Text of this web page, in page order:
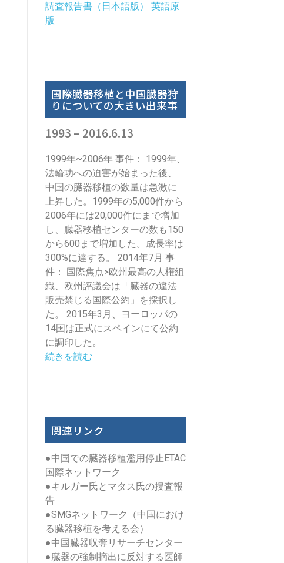
調査報告書（日本語版）
英語原
版
国際臓器移植と中国臓器狩
りについての大きい出来事
1993 – 2016.6.13
1999年~2006年 事件： 1999年、
法輪功への迫害が始まった後、
中国の臓器移植の数量は急激に
上昇した。1999年の5,000件から
2006年には20,000件にまで増加
し、臓器移植センターの数も150
から600まで増加した。成長率は
300%に達する。 2014年7月 事
件： 国際焦点>欧州最高の人権組
織、欧州評議会は「臓器の違法
販売禁じる国際公約」を採択し
た。 2015年3月、ヨーロッパの
14国は正式にスペインにて公約
に調印した。
続きを読む
関連リンク
●中国での臓器移植濫用停止ETAC
国際ネットワーク
●キルガー氏とマタス氏の捜査報
告
●SMGネットワーク（中国におけ
る臓器移植を考える会）
●中国臓器収奪リサーチセンター
●臓器の強制摘出に反対する医師